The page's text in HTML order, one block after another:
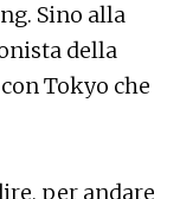
Sino alla
della
Tokyo che
per andare